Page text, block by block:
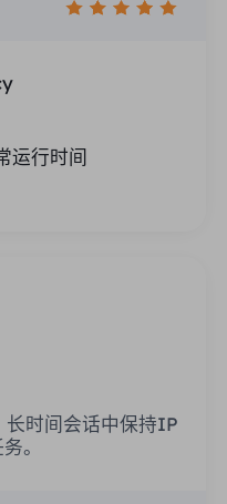
运行时间
时间会话中保持IP
。